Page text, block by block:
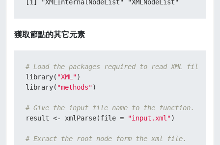
[1] "XMLInternalNodeList" "XMLNodeList"
獲取節點的其它元素
# Load the packages required to read XML files.
library( "XML")
library( "methods")
# Give the input file name to the function.
result <- xmlParse(file = "input.xml")
# Exract the root node form the xml file.